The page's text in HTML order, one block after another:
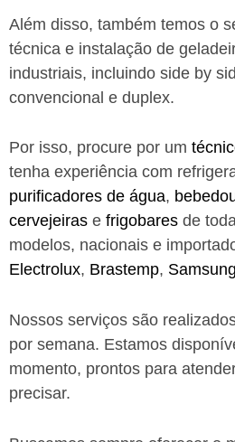
Além disso, também temos o
técnica e instalação de
industriais, incluindo side by
convencional e duplex.
Por isso, procure por um
tenha experiência com
purificadores de água,
cervejeiras e frigobares de
modelos, nacionais e
Electrolux, Brastemp, Samsung
Nossos serviços são
por semana. Estamos
momento, prontos para
precisar.